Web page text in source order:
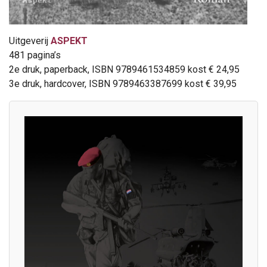
Uitgeverij ASPEKT
481 pagina’s
2e druk, paperback, ISBN 9789461534859 kost € 24,95
3e druk, hardcover, ISBN 9789463387699 kost € 39,95